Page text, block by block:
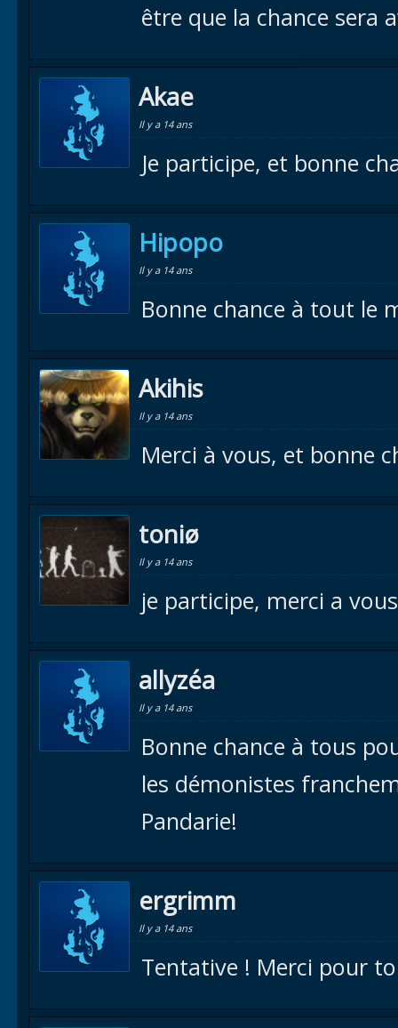
être que la chance sera
Akae
Il y a 14 ans
Je participe, et bonne
Hipopo
Il y a 14 ans
Bonne chance à tout le
Akihis
Il y a 14 ans
Merci à vous, et bonne
toniø
Il y a 14 ans
je participe, merci a
allyzéa
Il y a 14 ans
Bonne chance à tous
les démonistes
Pandarie!
ergrimm
Il y a 14 ans
Tentative ! Merci pour